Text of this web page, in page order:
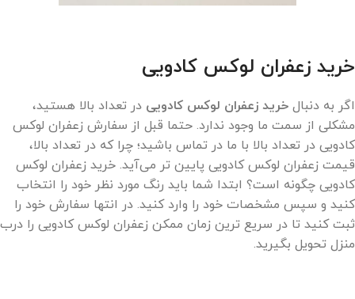
خرید زعفران لوکس کادویی
اگر به دنبال خرید زعفران لوکس کادویی در تعداد بالا هستید،
مشکلی از سمت ما وجود ندارد. حتما قبل از سفارش زعفران لوکس
کادویی در تعداد بالا با ما در تماس باشید؛ چرا که در تعداد بالا،
قیمت زعفران لوکس کادویی پایین تر می‌آید. خرید زعفران لوکس
کادویی چگونه است؟ ابتدا شما باید رنگ مورد نظر خود را انتخاب
کنید و سپس مشخصات خود را وارد کنید. در انتها سفارش خود را
ثبت کنید تا در سریع ترین زمان ممکن زعفران لوکس کادویی را درب
منزل تحویل بگیرید.